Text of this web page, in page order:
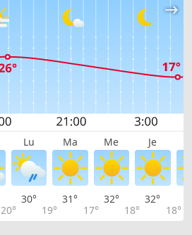
Lu Ma Me Je
20°
30°
19°
31°
17°
32°
18°
32°
18°